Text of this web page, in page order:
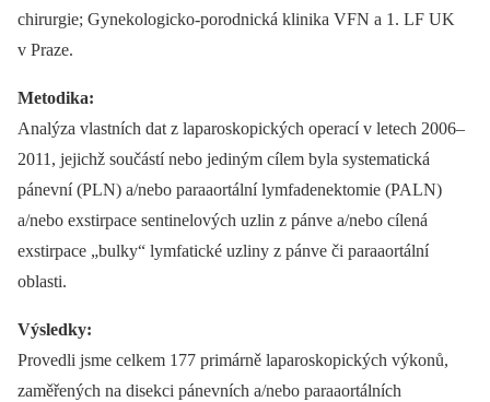
chirurgie; Gynekologicko-porodnická klinika VFN a 1. LF UK
v Praze.
Metodika:
Analýza vlastních dat z laparoskopických operací v letech 2006–
2011, jejichž součástí nebo jediným cílem byla systematická
pánevní (PLN) a/nebo paraaortální lymfadenektomie (PALN)
a/nebo exstirpace sentinelových uzlin z pánve a/nebo cílená
exstirpace „bulky“ lymfatické uzliny z pánve či paraaortální
oblasti.
Výsledky:
Provedli jsme celkem 177 primárně laparoskopických výkonů,
zaměřených na disekci pánevních a/nebo paraaortálních